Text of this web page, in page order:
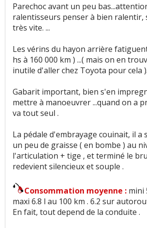
Sensibilité plastique:1aime 11
Qualité des assemblages
Présentation intérieure:1
Qualité son/autoradio: 14
pas
Modularité:3aiment 2
Habitabilité:45aiment3
Usure des sièges:2aiment 4
Rétrovision:8n'aiment pas
Parechoc avant un peu
ralentisseurs penser à bien ralentir,
très vite. ...
Les vérins du hayon arrière
hs à 160 000 km ) ...( mais on en
inutile d'aller chez Toyota pour cela ).
Gabarit important, bien s'en
mettre à manoeuvrer ...quand on a
va tout seul .
La pédale d'embrayage couinait, il a
un peu de graisse ( en bombe ) au
l'articulation + tige , et terminé le
redevient silencieux et souple .
Consommation moyenne : mini
maxi 6.8 l au 100 km . 6.2 sur
En fait, tout depend de la conduite .